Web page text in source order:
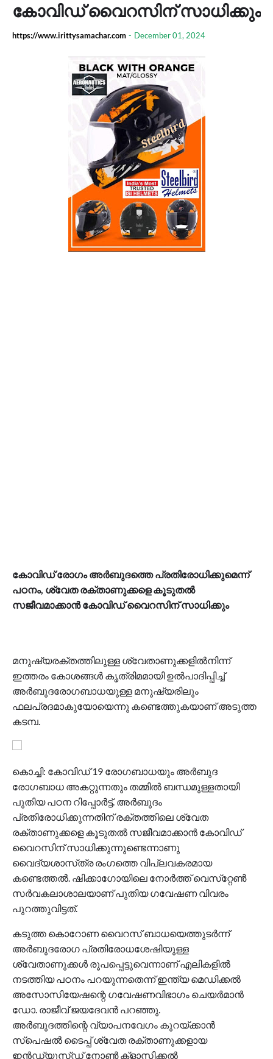
കോവിഡ്‌ വൈറസിന്‌ സാധിക്കും
https://www.irittysamachar.com - December 01, 2024
കോവിഡ്‌ രോഗം അര്‍ബുദത്തെ പ്രതിരോധിക്കുമെന്ന്‌
പഠനം, ശ്വേത രക്‌താണുക്കളെ കൂടുതല്‍
സജീവമാക്കാന്‍ കോവിഡ്‌ വൈറസിന്‌ സാധിക്കും
മനുഷ്യരക്‌തത്തിലുള്ള ശ്വേതാണുക്കളില്‍നിന്ന്‌
ഇത്തരം കോശങ്ങള്‍ കൃത്രിമമായി ഉല്‍പാദിപ്പിച്ച്‌
അര്‍ബുദരോഗബാധയുള്ള മനുഷ്യരിലും
ഫലപ്രദമാകുയോയെന്നു കണ്ടെത്തുകയാണ്‌ അടുത്ത
കടമ്പ.
കൊച്ചി: കോവിഡ്‌ 19 രോഗബാധയും അര്‍ബുദ
രോഗബാധ അകറ്റുന്നതും തമ്മില്‍ ബന്ധമുള്ളതായി
പുതിയ പഠന റിപ്പോര്‍ട്ട്‌. അര്‍ബുദം
പ്രതിരോധിക്കുന്നതിന്‌ രക്‌തത്തിലെ ശ്വേത
രക്‌താണുക്കളെ കൂടുതല്‍ സജീവമാക്കാന്‍ കോവിഡ്‌
വൈറസിന്‌ സാധിക്കുന്നുണ്ടെന്നാണു
വൈദ്യശാസ്‌ത്ര രംഗത്തെ വിപ്ലവകരമായ
കണ്ടെത്തല്‍. ഷിക്കാഗോയിലെ നോര്‍ത്ത്‌ വെസ്‌റ്റേണ്‍
സര്‍വകലാശാലയാണ്‌ പുതിയ ഗവേഷണ വിവരം
പുറത്തുവിട്ടത്‌.
കടുത്ത കൊറോണ വൈറസ്‌ ബാധയെത്തുടര്‍ന്ന്‌
അര്‍ബുദരോഗ പ്രതിരോധശേഷിയുള്ള
ശ്വേതാണുക്കള്‍ രൂപപ്പെട്ടുവെന്നാണ്‌ എലികളില്‍
നടത്തിയ പഠനം പറയുന്നതെന്ന്‌ ഇന്ത്യ മെഡിക്കല്‍
അസോസിയേഷന്റെ ഗവേഷണവിഭാഗം ചെയര്‍മാന്‍
ഡോ. രാജീവ്‌ ജയദേവന്‍ പറഞ്ഞു.
അര്‍ബുദത്തിന്റെ വ്യാപനവേഗം കുറയ്‌ക്കാന്‍
സ്‌പെഷല്‍ ടൈപ്പ്‌ ശ്വേത രക്‌താണുക്കളായ
ഇന്‍ഡ്യൂസ്‌ഡ് നോണ്‍ ക്‌ളാസിക്കല്‍